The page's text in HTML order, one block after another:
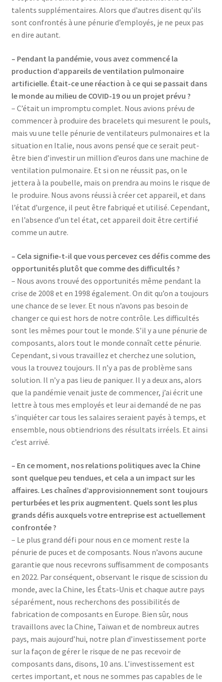
talents supplémentaires. Alors que d’autres disent qu’ils
sont confrontés à une pénurie d’employés, je ne peux pas
en dire autant.
– Pendant la pandémie, vous avez commencé la
production d’appareils de ventilation pulmonaire
artificielle. Était-ce une réaction à ce qui se passait dans
le monde au milieu de COVID-19 ou un projet prévu ?
– C’était un impromptu complet. Nous avions prévu de
commencer à produire des bracelets qui mesurent le pouls,
mais vu une telle pénurie de ventilateurs pulmonaires et la
situation en Italie, nous avons pensé que ce serait peut-
être bien d’investir un million d’euros dans une machine de
ventilation pulmonaire. Et si on ne réussit pas, on le
jettera à la poubelle, mais on prendra au moins le risque de
le produire. Nous avons réussi à créer cet appareil, et dans
l’état d’urgence, il peut être fabriqué et utilisé. Cependant,
en l’absence d’un tel état, cet appareil doit être certifié
comme un autre.
– Cela signifie-t-il que vous percevez ces défis comme des
opportunités plutôt que comme des difficultés ?
– Nous avons trouvé des opportunités même pendant la
crise de 2008 et en 1998 également. On dit qu’on a toujours
une chance de se lever. Et nous n’avons pas besoin de
changer ce qui est hors de notre contrôle. Les difficultés
sont les mêmes pour tout le monde. S’il y a une pénurie de
composants, alors tout le monde connaît cette pénurie.
Cependant, si vous travaillez et cherchez une solution,
vous la trouvez toujours. Il n’y a pas de problème sans
solution. Il n’y a pas lieu de paniquer. Il y a deux ans, alors
que la pandémie venait juste de commencer, j’ai écrit une
lettre à tous mes employés et leur ai demandé de ne pas
s’inquiéter car tous les salaires seraient payés à temps, et
ensemble, nous obtiendrions des résultats irréels. Et ainsi
c’est arrivé.
– En ce moment, nos relations politiques avec la Chine
sont quelque peu tendues, et cela a un impact sur les
affaires. Les chaînes d’approvisionnement sont toujours
perturbées et les prix augmentent. Quels sont les plus
grands défis auxquels votre entreprise est actuellement
confrontée ?
– Le plus grand défi pour nous en ce moment reste la
pénurie de puces et de composants. Nous n’avons aucune
garantie que nous recevrons suffisamment de composants
en 2022. Par conséquent, observant le risque de scission du
monde, avec la Chine, les États-Unis et chaque autre pays
séparément, nous recherchons des possibilités de
fabrication de composants en Europe. Bien sûr, nous
travaillons avec la Chine, Taïwan et de nombreux autres
pays, mais aujourd’hui, notre plan d’investissement porte
sur la façon de gérer le risque de ne pas recevoir de
composants dans, disons, 10 ans. L’investissement est
certes important, et nous ne sommes pas capables de le